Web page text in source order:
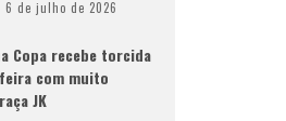
6 de julho de 2026
Copa recebe torcida
com muito
JK